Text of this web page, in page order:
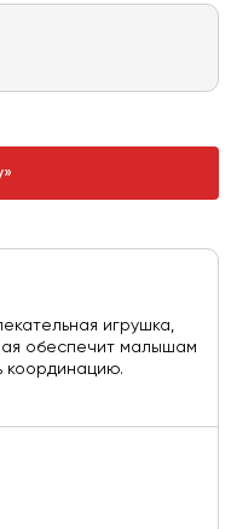
игрушка,
обеспечит малышам
координацию.